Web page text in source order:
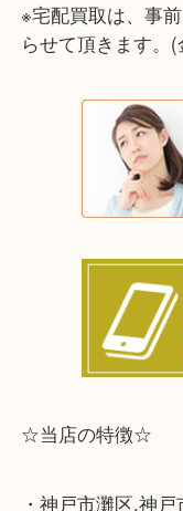
☆出張買取エリ
兵庫県,灘区,東